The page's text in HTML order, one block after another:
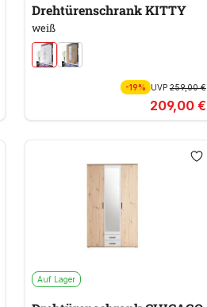
Drehtürenschrank KITTY
weiß
-19% UVP259,00 €
209,00 €
Auf Lager